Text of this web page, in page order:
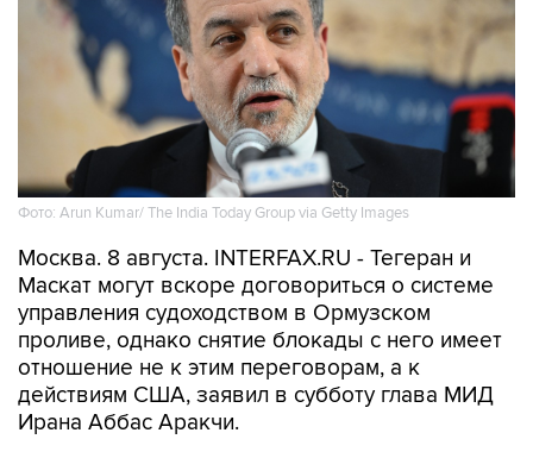
Фото: Arun Kumar/ The India Today Group via Getty Images
Москва. 8 августа. INTERFAX.RU - Тегеран и
Маскат могут вскоре договориться о системе
управления судоходством в Ормузском
проливе, однако снятие блокады с него имеет
отношение не к этим переговорам, а к
действиям США, заявил в субботу глава МИД
Ирана Аббас Аракчи.